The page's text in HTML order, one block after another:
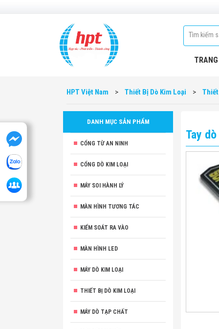
HPT Việt Nam > Thiết Bị Dò Kim Loại >
DANH MỤC SẢN PHẨM
CỔNG TỪ AN NINH
CỔNG DÒ KIM LOẠI
MÁY SOI HÀNH LÝ
MÀN HÌNH TƯƠNG TÁC
KIỂM SOÁT RA VÀO
MÀN HÌNH LED
MÁY DÒ KIM LOẠI
THIẾT BỊ DÒ KIM LOẠI
MÁY DÒ TẠP CHẤT
Tay